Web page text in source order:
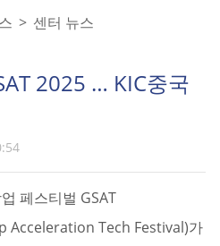
> 센터 뉴스
2025 … KIC중국
페스티벌 GSAT
Acceleration Tech Festival)가